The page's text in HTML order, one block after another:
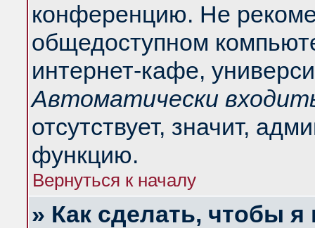
конференцию. Не
общедоступном
интернет-кафе,
Автоматически
отсутствует, значит,
функцию.
Вернуться к началу
» Как сделать, чтобы